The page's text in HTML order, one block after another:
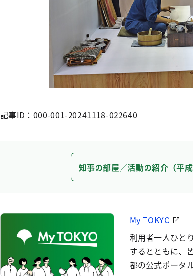
記事ID：000-001-20241118-022640
知事の部屋／活動の紹介（平
My TOKYO
利用者一人ひと
するとともに、
都の公式ポータ